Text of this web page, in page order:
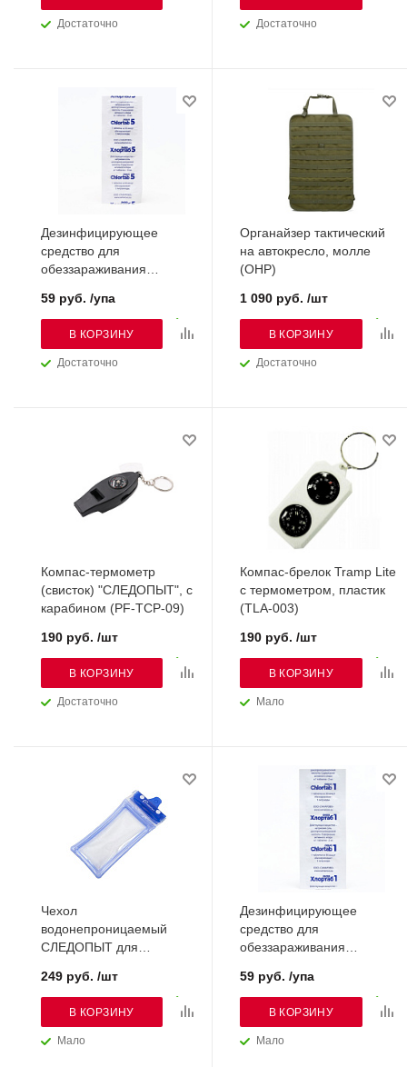
Достаточно Достаточно
Дезинфицирующее
средство для
обеззараживания
Аква-5л.(уп-10 таб.)
Достаточно
59 руб. /упа
В КОРЗИНУ
Органайзер тактический
на автокресло, молле
(ОНР)
Достаточно
1 090 руб. /шт
В КОРЗИНУ
Компас-термометр
(свисток) "СЛЕДОПЫТ", с
карабином (PF-TCP-09)
Достаточно
190 руб. /шт
В КОРЗИНУ
Компас-брелок Tramp Lite
с термометром, пластик
(TLA-003)
Мало
190 руб. /шт
В КОРЗИНУ
Чехол
водонепроницаемый
СЛЕДОПЫТ для
Мало
249 руб. /шт
В КОРЗИНУ
Дезинфицирующее
средство для
обеззараживания
Аква-1л.(уп-10 таб.)
Мало
59 руб. /упа
В КОРЗИНУ